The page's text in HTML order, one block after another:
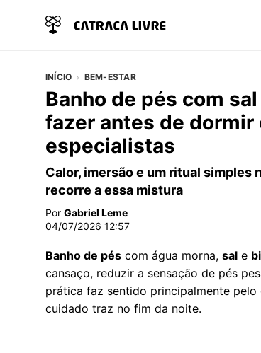
INÍCIO BEM-ESTAR
Banho de pés com
fazer antes de dormir
especialistas
Calor, imersão e um ritual simples
recorre a essa mistura
Por Gabriel Leme
04/07/2026 12:57
Banho de pés com água morna, sal e
cansaço, reduzir a sensação de pés
prática faz sentido principalmente
cuidado traz no fim da noite.